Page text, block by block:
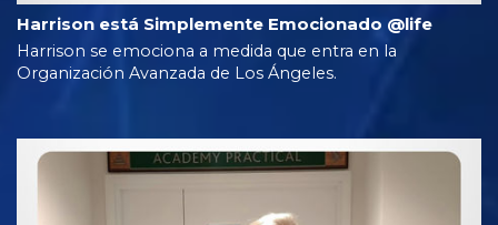
Harrison está Simplemente Emocionado @life
Harrison se emociona a medida que entra en la
Organización Avanzada de Los Ángeles.